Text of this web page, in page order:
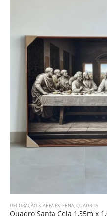
DECORAÇÃO & AREA EXTERNA,QUADROS
Quadro Santa Ceia 1,55m x